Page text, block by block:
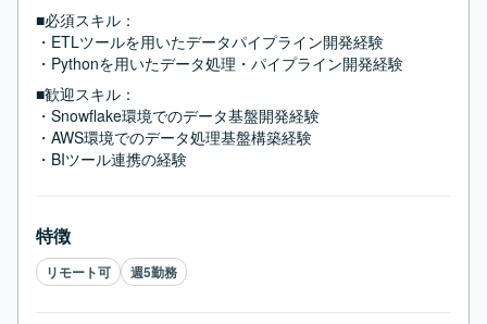
■必須スキル：
・ETLツールを用いたデータパイプライン開発経験
・Pythonを用いたデータ処理・パイプライン開発経験
■歓迎スキル：
・Snowflake環境でのデータ基盤開発経験
・AWS環境でのデータ処理基盤構築経験
・BIツール連携の経験
特徴
リモート可 週5勤務